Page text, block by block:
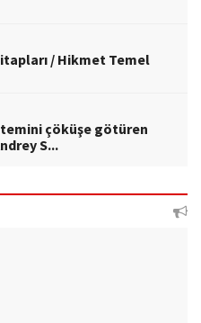
/ Hikmet Temel
çöküşe götüren
S...